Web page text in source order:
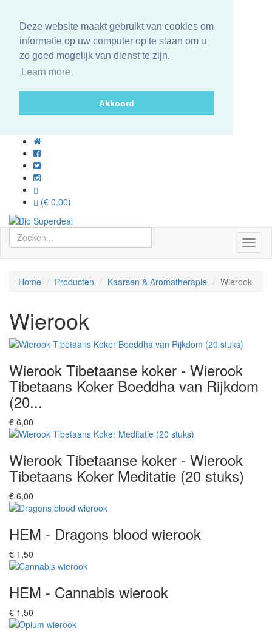
Deze website maakt gebruikt van cookies om
informatie op uw computer op te slaan om u
zo goed mogelijk van dienst te zijn.
Learn more
Akkoord
(€ 0,00)
Home Producten Kaarsen & Aromatherapie Wierook
Wierook
Wierook Tibetaanse koker - Wierook
Tibetaans Koker Boeddha van Rijkdom
(20...
€ 6,00
Wierook Tibetaanse koker - Wierook
Tibetaans Koker Meditatie (20 stuks)
€ 6,00
HEM - Dragons blood wierook
€ 1,50
HEM - Cannabis wierook
€ 1,50